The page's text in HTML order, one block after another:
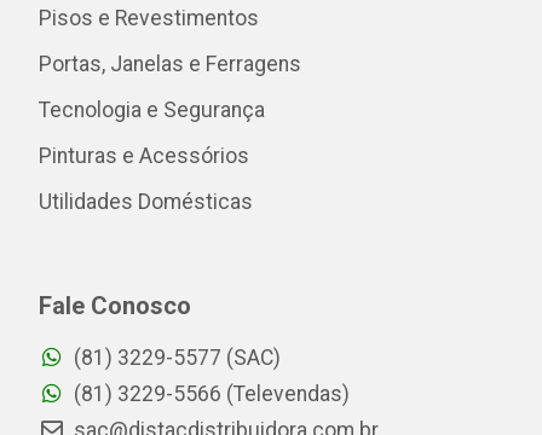
Pisos e Revestimentos
Portas, Janelas e Ferragens
Tecnologia e Segurança
Pinturas e Acessórios
Utilidades Domésticas
Fale Conosco
(81) 3229-5577 (SAC)
(81) 3229-5566 (Televendas)
sac@distacdistribuidora.com.br